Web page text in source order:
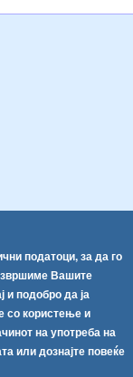
податоци, за да го
Вашите
и подобро да ја
со користење и
на употреба на
или дознајте повеќе